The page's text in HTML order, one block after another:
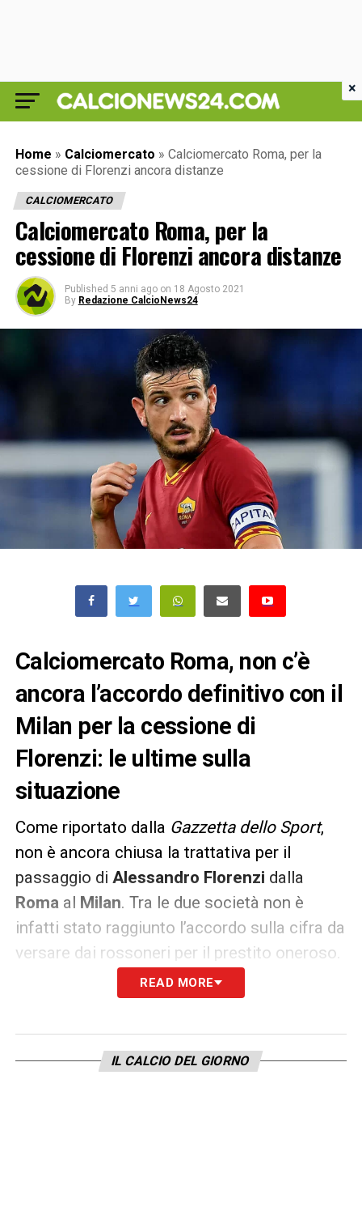
Home » Calciomercato » Calciomercato Roma, per la
cessione di Florenzi ancora distanze
CALCIOMERCATO
Calciomercato Roma, per la
cessione di Florenzi ancora distanze
Published 5 anni ago on 18 Agosto 2021
By Redazione CalcioNews24
Calciomercato Roma, non c’è
ancora l’accordo definitivo con il
Milan per la cessione di
Florenzi: le ultime sulla
situazione
Come riportato dalla Gazzetta dello Sport,
non è ancora chiusa la trattativa per il
passaggio di Alessandro Florenzi dalla
Roma al Milan. Tra le due società non è
infatti stato raggiunto l’accordo sulla cifra da
versare dai rossoneri per il prestito oneroso.
Balla ancora mezzo milione, ma la
contare su un nuovo esterno destro.
READ MORE
IL CALCIO DEL GIORNO
×